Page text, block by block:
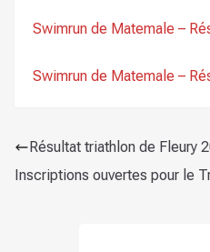
Swimrun de Matemale –
Swimrun de Matemale –
Résultat triathlon de Fleury
Inscriptions ouvertes pour le